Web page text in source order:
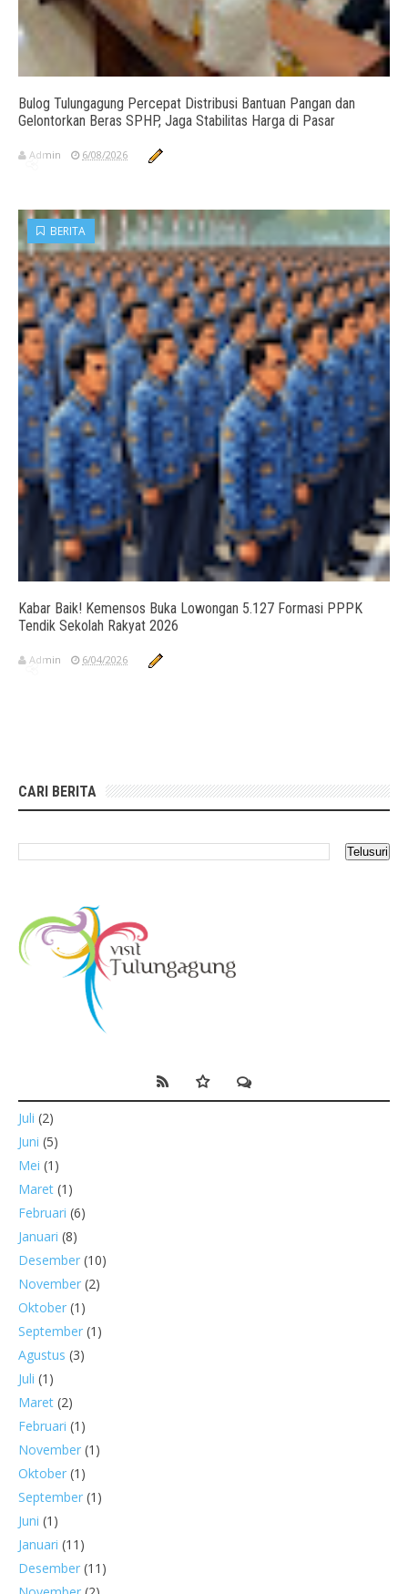
Bulog Tulungagung Percepat Distribusi Bantuan Pangan dan
Gelontorkan Beras SPHP, Jaga Stabilitas Harga di Pasar
Admin 6/08/2026
Kabar Baik! Kemensos Buka Lowongan 5.127 Formasi PPPK
Tendik Sekolah Rakyat 2026
BERITA
Admin 6/04/2026
CARI BERITA
Juli (2)
Juni (5)
Mei (1)
Maret (1)
Februari (6)
Januari (8)
Desember (10)
November (2)
Oktober (1)
September (1)
Agustus (3)
Juli (1)
Maret (2)
Februari (1)
November (1)
Oktober (1)
September (1)
Juni (1)
Januari (11)
Desember (11)